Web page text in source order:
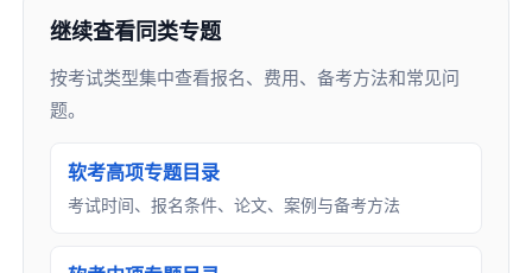
继续查看同类专题
按考试类型集中查看报名、费用、备考方法和常见问
题。
软考高项专题目录
考试时间、报名条件、论文、案例与备考方法